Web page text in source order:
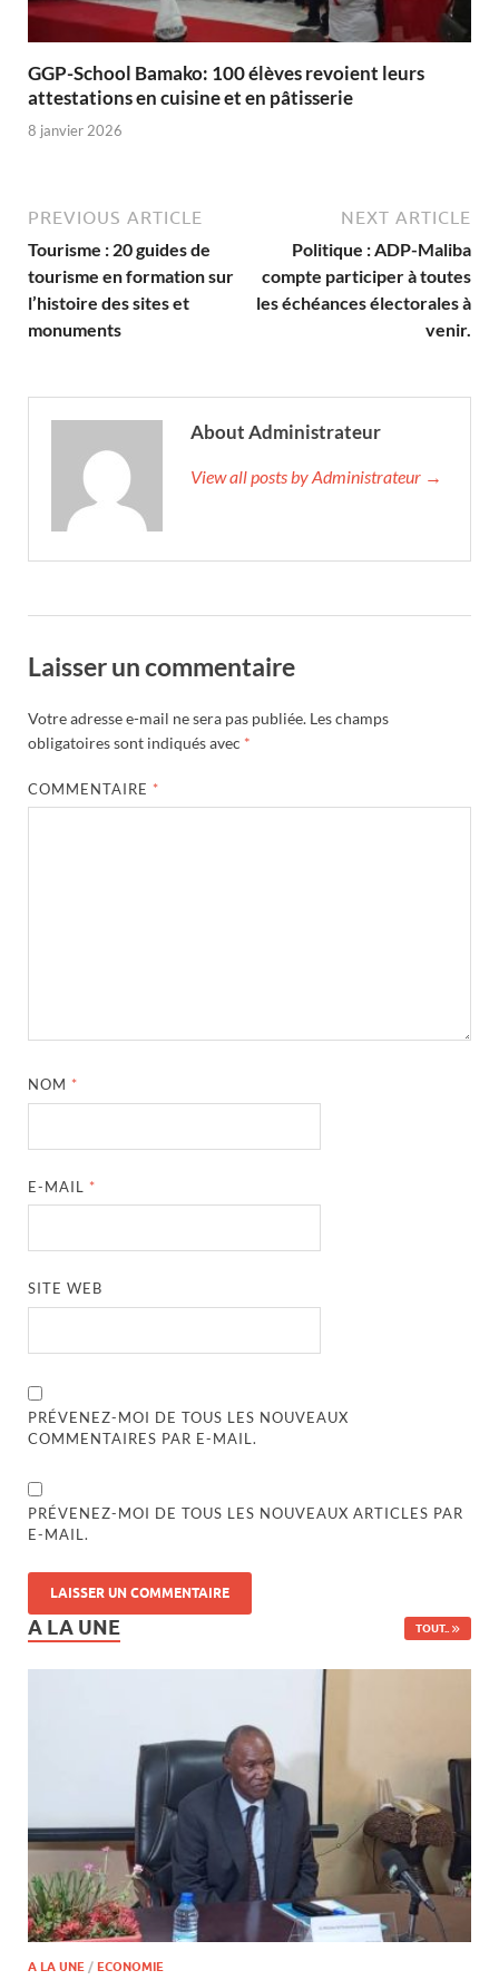
GGP-School Bamako: 100 élèves revoient leurs
attestations en cuisine et en pâtisserie
8 janvier 2026
PREVIOUS ARTICLE
Tourisme : 20 guides de
tourisme en formation sur
l’histoire des sites et
monuments
NEXT ARTICLE
Politique : ADP-Maliba
compte participer à toutes
les échéances électorales à
venir.
About Administrateur
View all posts by Administrateur →
Laisser un commentaire
Votre adresse e-mail ne sera pas publiée. Les champs
obligatoires sont indiqués avec *
COMMENTAIRE *
NOM *
E-MAIL *
SITE WEB
PRÉVENEZ-MOI DE TOUS LES NOUVEAUX
COMMENTAIRES PAR E-MAIL.
PRÉVENEZ-MOI DE TOUS LES NOUVEAUX ARTICLES PAR
E-MAIL.
A LA UNE TOUT..
A LA UNE / ECONOMIE